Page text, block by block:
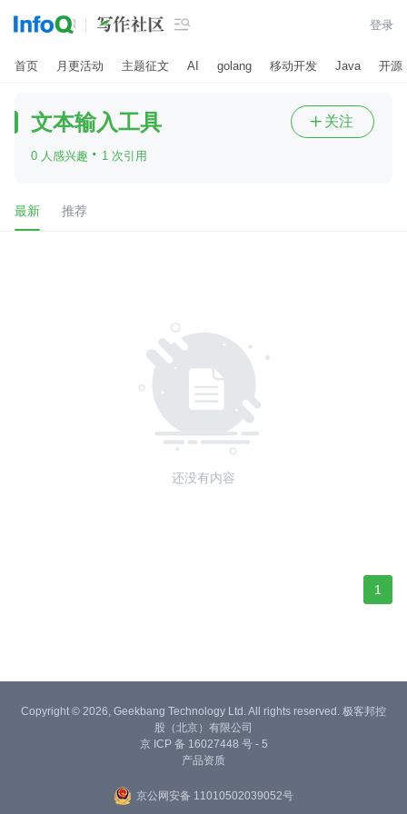
 登录
首页 月更活动 主题征文 AI golang 移动开发 Java 开源
文本输入工具
0 人感兴趣 · 1 次引用
 关注
最新 推荐
还没有内容
1
Copyright © 2026, Geekbang Technology Ltd. All rights reserved. 极客邦控
股（北京）有限公司
京 ICP 备 16027448 号 - 5
产品资质
京公网安备 11010502039052号